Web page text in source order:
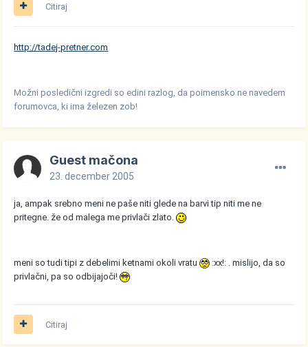
Citiraj
http://tadej-pretner.com
Možni posledični izgredi so edini razlog, da poimensko ne navedem
forumovca, ki ima železen zob!
Guest mačona
23. december 2005
ja, ampak srebno meni ne paše niti glede na barvi tip niti me ne
pritegne. že od malega me privlači zlato.
meni so tudi tipi z debelimi ketnami okoli vratu
:xx!: . mislijo, da so
privlačni, pa so odbijajoči!
Citiraj